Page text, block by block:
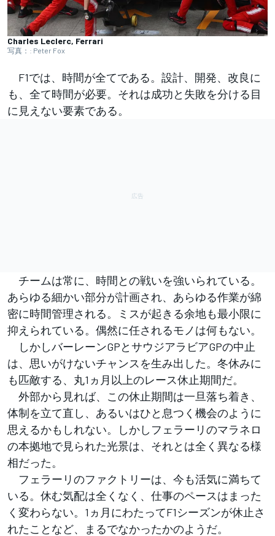
Charles Leclerc, Ferrari
写真：: Peter Fox
F1では、時間が全てである。設計、開発、改良に
も、全て時間が必要。それは成功と失敗を分ける目
に見えない要素である。
チームは常に、時間との戦いを強いられている。
あらゆる細かい部分が計画され、あらゆる作業が綿
密に時間管理される。ミスが起きる余地も最小限に
抑えられている。偶然に任されるモノは何もない。
しかしバーレーンGPとサウジアラビアGPの中止
は、思いがけないチャンスを生み出した。冬休みに
も匹敵する、丸1ヵ月以上のレース休止期間だ。
外部から見れば、この休止期間は一旦落ち着き、
体制を立て直し、あるいはひと息つく機会のように
思えるかもしれない。しかしフェラーリのマラネロ
の本拠地で見られた光景は、それとは全く異なる様
相だった。
フェラーリのファクトリーは、今も活気に満ちて
いる。休む気配は全くなく、仕事のペースはまった
く変わらない。1ヵ月にわたってF1シーズンが休止さ
れたことなど、まるでなかったかのようだ。